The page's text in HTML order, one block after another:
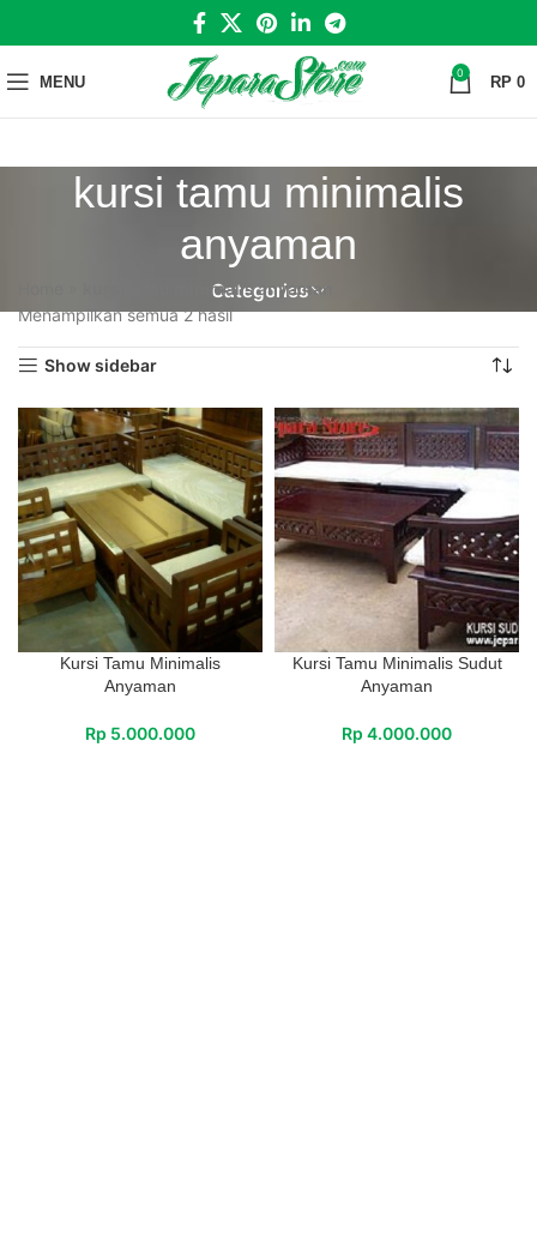
MENU 0 RP 0
kursi tamu minimalis
anyaman
Categories
kursi tamu minimalis anyaman
Menampilkan semua 2 hasil
Show sidebar
Kursi Tamu Minimalis
Anyaman
Rp 5.000.000
Kursi Tamu Minimalis Sudut
Anyaman
Rp 4.000.000